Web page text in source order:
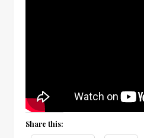
Share this: